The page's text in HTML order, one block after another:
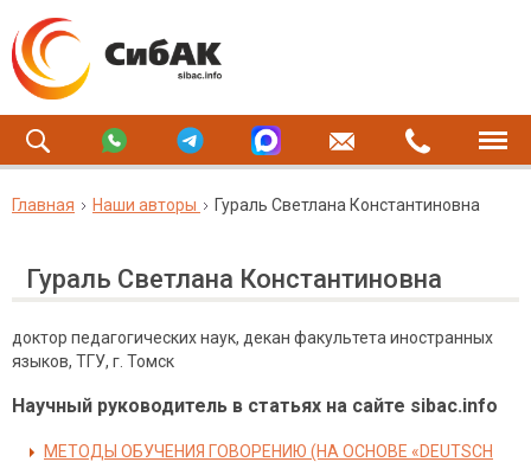
Главная Наши авторы Гураль Светлана Константиновна
Гураль Светлана Константиновна
доктор педагогических наук, декан факультета иностранных
языков, ТГУ, г. Томск
Научный руководитель в статьях на сайте sibac.info
МЕТОДЫ ОБУЧЕНИЯ ГОВОРЕНИЮ (НА ОСНОВЕ «DEUTSCH